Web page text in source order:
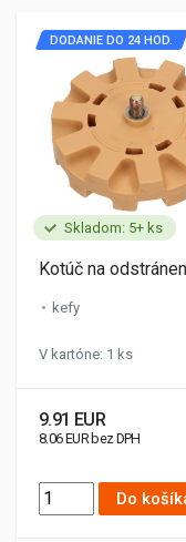
Skladom: 5+ ks
DODANIE DO 24 HOD.
Kotúč na
kefy
V kartóne: 1 ks
9.91 EUR
8.06 EUR bez DPH
Do